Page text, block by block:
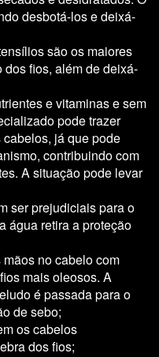
desbotá-los e deixá-
são os maiores
dos fios, além de deixá-
e vitaminas e sem
pode trazer
já que pode
contribuindo com
A situação pode levar
ser prejudiciais para o
água retira a proteção
no cabelo com
maisoleosos. A
é passada para o
de sebo;
os cabelos
dos fios;